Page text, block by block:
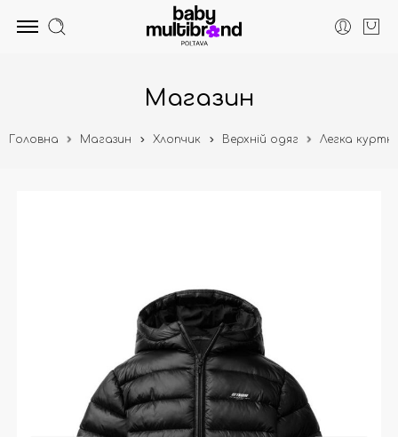
Магазин
Головна Магазин Хлопчик Верхній одяг Легка